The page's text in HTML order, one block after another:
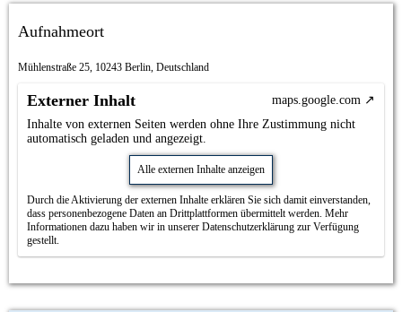
Aufnahmeort
Mühlenstraße 25, 10243 Berlin, Deutschland
Externer Inhalt
maps.google.com
Inhalte von externen Seiten werden ohne Ihre Zustimmung nicht
automatisch geladen und angezeigt.
Alle externen Inhalte anzeigen
Durch die Aktivierung der externen Inhalte erklären Sie sich damit einverstanden,
dass personenbezogene Daten an Drittplattformen übermittelt werden. Mehr
Informationen dazu haben wir in unserer Datenschutzerklärung zur Verfügung
gestellt.